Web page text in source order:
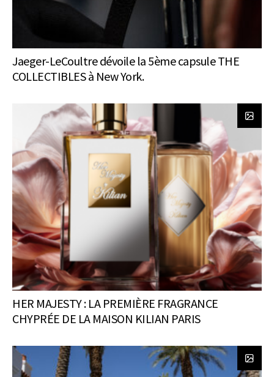
Jaeger-LeCoultre dévoile la 5ème capsule THE
COLLECTIBLES à New York.
HER MAJESTY : LA PREMIÈRE FRAGRANCE
CHYPRÉE DE LA MAISON KILIAN PARIS